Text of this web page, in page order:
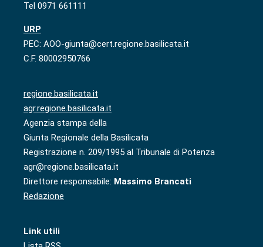
Tel 0971 661111
URP
PEC: AOO-giunta@cert.regione.basilicata.it
C.F. 80002950766
regione.basilicata.it
agr.regione.basilicata.it
Agenzia stampa della
Giunta Regionale della Basilicata
Registrazione n. 209/1995 al Tribunale di Potenza
agr@regione.basilicata.it
Direttore responsabile: Massimo Brancati
Redazione
Link utili